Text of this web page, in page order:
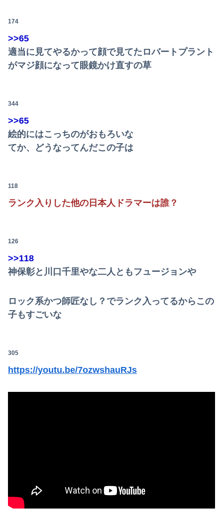
174
>>65
適当に見てやるかって顔で見てたロバートプラント
がマジ顔になって眼鏡かけ直すの草
344
>>65
絵的にはこっちのがおもろいな
てか、どうなってんだこの子は
118
ランク入りした他の日本人ドラマーは誰？
126
>>118
神保彰と川口千里やな二人ともフュージョンや
ロック系かつ師匠なし？でランク入ってるからこの
子もすごいな
305
https://youtu.be/7ozwshauRJs